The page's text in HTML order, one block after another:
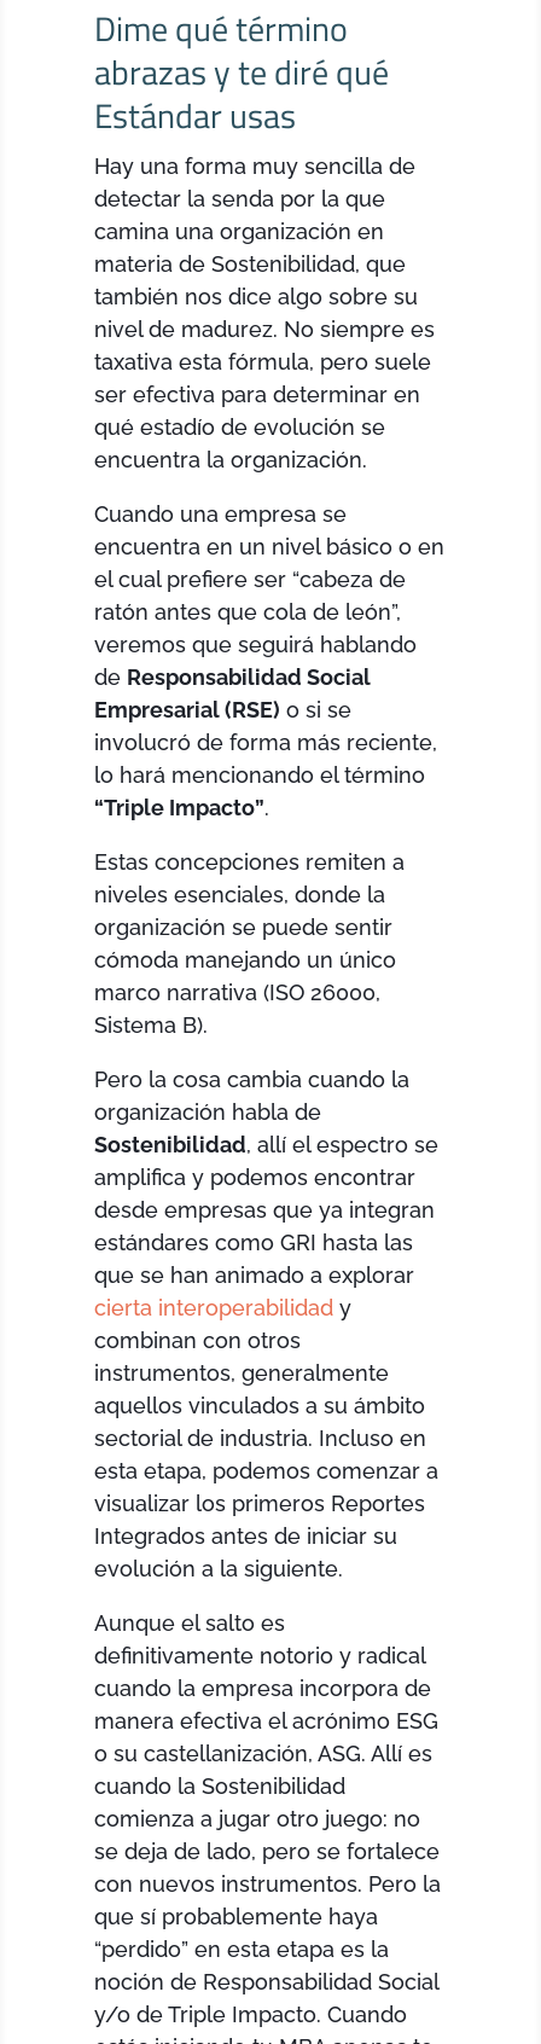
Dime qué término
abrazas y te diré qué
Estándar usas
Hay una forma muy sencilla de
detectar la senda por la que
camina una organización en
materia de Sostenibilidad, que
también nos dice algo sobre su
nivel de madurez. No siempre es
taxativa esta fórmula, pero suele
ser efectiva para determinar en
qué estadío de evolución se
encuentra la organización.
Cuando una empresa se
encuentra en un nivel básico o en
el cual prefiere ser “cabeza de
ratón antes que cola de león”,
veremos que seguirá hablando
de Responsabilidad Social
Empresarial (RSE) o si se
involucró de forma más reciente,
lo hará mencionando el término
“Triple Impacto”.
Estas concepciones remiten a
niveles esenciales, donde la
organización se puede sentir
cómoda manejando un único
marco narrativa (ISO 26000,
Sistema B).
Pero la cosa cambia cuando la
organización habla de
Sostenibilidad, allí el espectro se
amplifica y podemos encontrar
desde empresas que ya integran
estándares como GRI hasta las
que se han animado a explorar
cierta interoperabilidad y
combinan con otros
instrumentos, generalmente
aquellos vinculados a su ámbito
sectorial de industria. Incluso en
esta etapa, podemos comenzar a
visualizar los primeros Reportes
Integrados antes de iniciar su
evolución a la siguiente.
Aunque el salto es
definitivamente notorio y radical
cuando la empresa incorpora de
manera efectiva el acrónimo ESG
o su castellanización, ASG. Allí es
cuando la Sostenibilidad
comienza a jugar otro juego: no
se deja de lado, pero se fortalece
con nuevos instrumentos. Pero la
que sí probablemente haya
“perdido” en esta etapa es la
noción de Responsabilidad Social
y/o de Triple Impacto. Cuando